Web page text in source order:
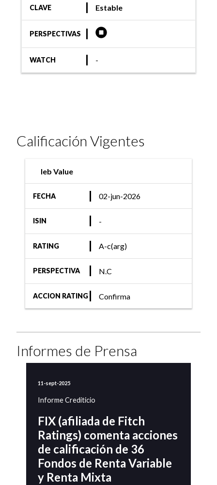
CLAVE Estable
PERSPECTIVAS
WATCH -
Calificación Vigentes
Ieb Value
FECHA 02-jun-2026
ISIN -
RATING A-c(arg)
PERSPECTIVA N.C
ACCION RATING Confirma
Informes de Prensa
11-sept-2025
Informe Crediticio
FIX (afiliada de Fitch
Ratings) comenta acciones
de calificación de 36
Fondos de Renta Variable
y Renta Mixta